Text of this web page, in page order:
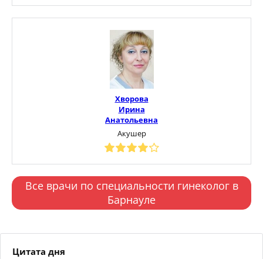
Хворова
Ирина
Анатольевна
Акушер
Все врачи по специальности гинеколог в
Барнауле
Цитата дня